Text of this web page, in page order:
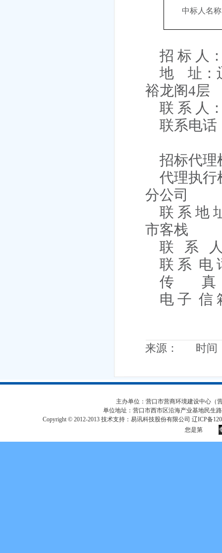
中标人名称
招 标 人
地
址：
裕龙阁4层
联 系 人
联系电话
招标代理
代理执行
分公司
联 系 地
市客栈
联
系
联 系 电
传
真
电 子 信
来源： 时间
主办单位：营口市营商环境建设中心（
单位地址：营口市西市区沿海产业基地民生
Copyright © 2012-2013 技术支持：易讯科技股份有限公司 辽ICP备
您是第